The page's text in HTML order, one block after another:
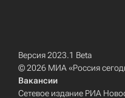
Версия 2023.1 Beta
© 2026 МИА «Россия
Вакансии
Сетевое издание РИА